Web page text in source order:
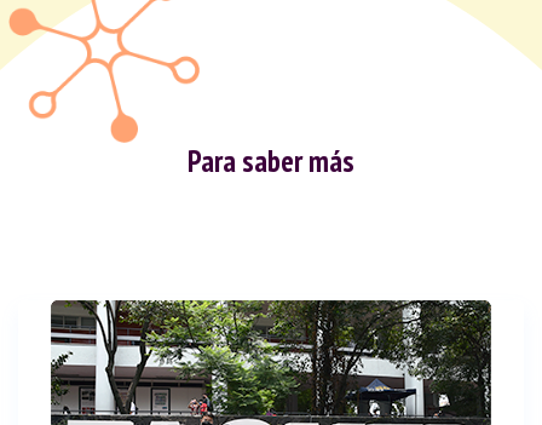
Para saber más